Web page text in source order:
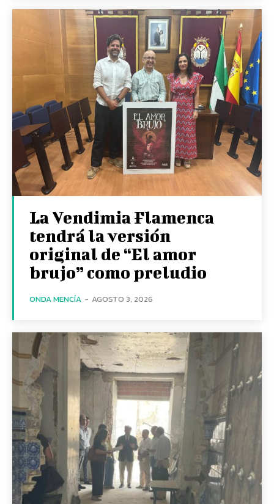
La Vendimia Flamenca
tendrá la versión
original de “El amor
brujo” como preludio
ONDA MENCÍA - AGOSTO 3, 2026